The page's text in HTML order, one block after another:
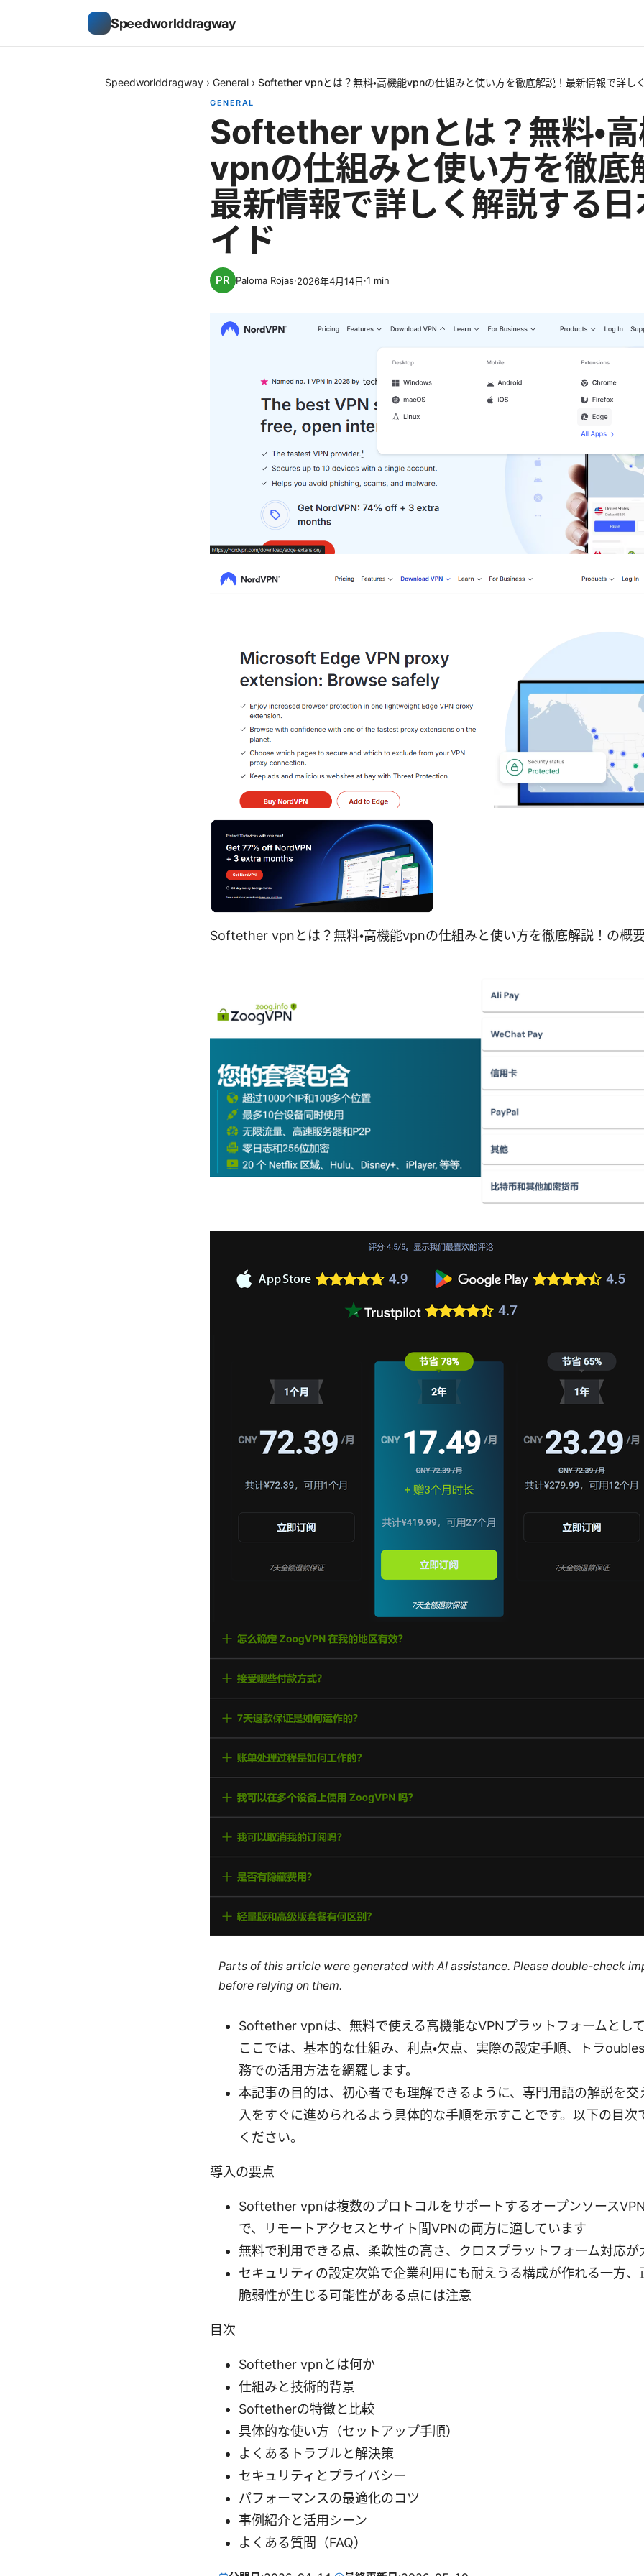
Speedworlddragway
Speedworlddragway › General › Softether vpnとは？無料・高機能vpnの仕組みと使い方を徹底解説！最新情報で詳し
GENERAL
Softether vpnとは？無料・
vpnの仕組みと使い方を徹底
最新情報で詳しく解説する
イド
Paloma Rojas·2026年4月14日·1 min
Softether vpnとは？無料・高機能vpnの仕組みと使い方を徹底解説！の概
Parts of this article were generated with AI assistance. Please double-check
before relying on them.
Softether vpnは、無料で使える高機能なVPNプラットフォームとし
ここでは、基本的な仕組み、利点・欠点、実際の設定手順、トラ
務での活用方法を網羅します。
本記事の目的は、初心者でも理解できるように、専門用語の解説を交
入をすぐに進められるよう具体的な手順を示すことです。以下の目次
ください。
導入の要点
Softether vpnは複数のプロトコルをサポートするオープンソース
で、リモートアクセスとサイト間VPNの両方に適しています
無料で利用できる点、柔軟性の高さ、クロスプラットフォーム対応が
セキュリティの設定次第で企業利用にも耐えうる構成が作れる一方
脆弱性が生じる可能性がある点には注意
目次
Softether vpnとは何か
仕組みと技術的背景
Softetherの特徴と比較
具体的な使い方（セットアップ手順）
よくあるトラブルと解決策
セキュリティとプライバシー
パフォーマンスの最適化のコツ
事例紹介と活用シーン
よくある質問（FAQ）